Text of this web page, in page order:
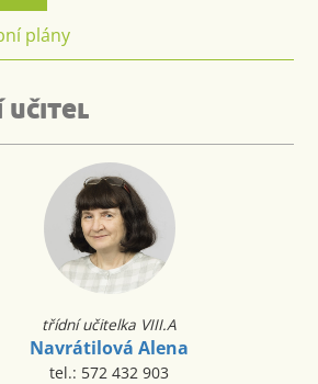
plány
učitel
třídní učitelka VIII.A
Navrátilová Alena
tel.: 572 432 903